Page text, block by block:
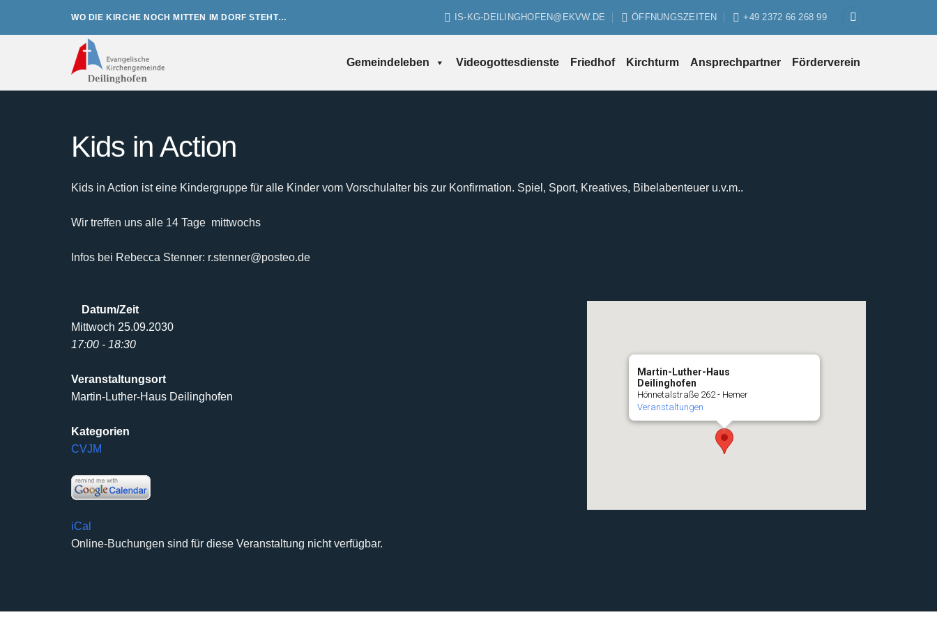
WO DIE KIRCHE NOCH MITTEN IM DORF STEHT… IS-KG-DEILINGHOFEN@EKVW.DE ÖFFNUNGSZEITEN +49 2372 66 268 99
Gemeindeleben Videogottesdienste Friedhof Kirchturm Ansprechpartner Förderverein
Kids in Action
Kids in Action ist eine Kindergruppe für alle Kinder vom Vorschulalter bis zur Konfirmation. Spiel, Sport, Kreatives, Bibelabenteuer u.v.m..
Wir treffen uns alle 14 Tage mittwochs
Infos bei Rebecca Stenner: r.stenner@posteo.de
Martin-Luther-Haus
Deilinghofen
Hönnetalstraße 262 - Hemer
Veranstaltungen
Datum/Zeit
Mittwoch 25.09.2030
17:00 - 18:30
Veranstaltungsort
Martin-Luther-Haus Deilinghofen
Kategorien
CVJM
iCal
Online-Buchungen sind für diese Veranstaltung nicht verfügbar.